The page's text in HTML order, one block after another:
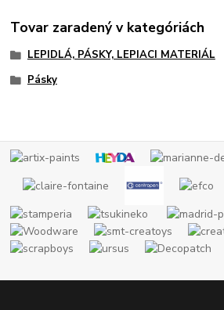
Tovar zaradený v kategóriách
LEPIDLÁ, PÁSKY, LEPIACI MATERIÁL
Pásky